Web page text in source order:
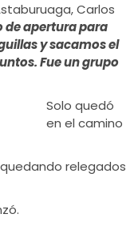
Carlos
de apertura para
y sacamos el
Fue un grupo
Solo quedó
en el camino
relegados